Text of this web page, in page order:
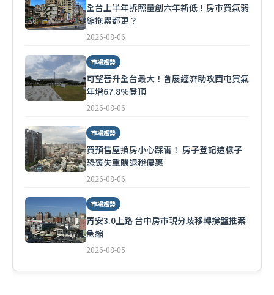
全台上半年拆照量創六年新低！房市買氣弱
縮拖累都更？
2026-08-06
市場趨勢
可望晉升全台最大！會展經濟助攻西屯買氣
年增67.8%登頂
2026-08-06
市場趨勢
買預售屋換房小心踩雷！ 房子登記這樣子
恐喪失重購退稅優惠
2026-08-06
市場趨勢
青安3.0上路 台中房市現分歧移轉撐盤推案
急縮
2026-08-05